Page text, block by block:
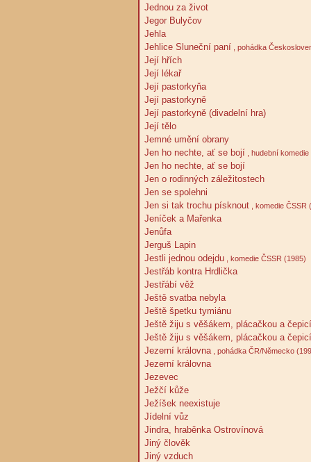
Jednou za život
Jegor Bulyčov
Jehla
Jehlice Sluneční paní , pohádka
Její hřích
Její lékař
Její pastorkyňa
Její pastorkyně
Její pastorkyně (divadelní hra)
Její tělo
Jemné umění obrany
Jen ho nechte, ať se bojí , hudební
Jen ho nechte, ať se bojí
Jen o rodinných záležitostech
Jen se spolehni
Jen si tak trochu písknout , komedie ČSSR
Jeníček a Mařenka
Jenůfa
Jerguš Lapin
Jestli jednou odejdu , komedie ČSSR (1985)
Jestřáb kontra Hrdlička
Jestřábí věž
Ještě svatba nebyla
Ještě špetku tymiánu
Ještě žiju s věšákem, plácačkou a čepicí
Ještě žiju s věšákem, plácačkou a čepicí
Jezerní královna , pohádka ČR/Německo
Jezerní královna
Jezevec
Ježčí kůže
Ježíšek neexistuje
Jídelní vůz
Jindra, hraběnka Ostrovínová
Jiný člověk
Jiný vzduch